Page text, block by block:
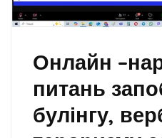
Онлайн
питань
булінгу,